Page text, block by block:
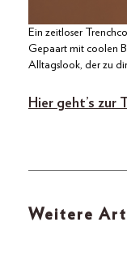
Ein zeitloser
Gepaart mit coolen
Alltagslook, der zu
Hier geht’s zur
Weitere